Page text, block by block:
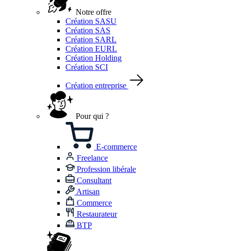
Notre offre
Création SASU
Création SAS
Création SARL
Création EURL
Création Holding
Création SCI
Création entreprise
Pour qui ?
E-commerce
Freelance
Profession libérale
Consultant
Artisan
Commerce
Restaurateur
BTP